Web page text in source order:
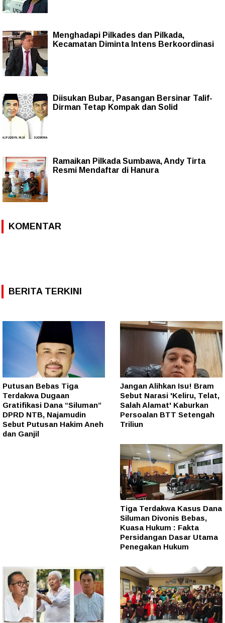
Menghadapi Pilkades dan Pilkada,
Kecamatan Diminta Intens Berkoordinasi
Diisukan Bubar, Pasangan Bersinar Talif-
Dirman Tetap Kompak dan Solid
Ramaikan Pilkada Sumbawa, Andy Tirta
Resmi Mendaftar di Hanura
KOMENTAR
BERITA TERKINI
Putusan Bebas Tiga
Terdakwa Dugaan
Gratifikasi Dana “Siluman”
DPRD NTB, Najamudin
Sebut Putusan Hakim Aneh
dan Ganjil
Jangan Alihkan Isu! Bram
Sebut Narasi 'Keliru, Telat,
Salah Alamat' Kaburkan
Persoalan BTT Setengah
Triliun
Tiga Terdakwa Kasus Dana
Siluman Divonis Bebas,
Kuasa Hukum : Fakta
Persidangan Dasar Utama
Penegakan Hukum